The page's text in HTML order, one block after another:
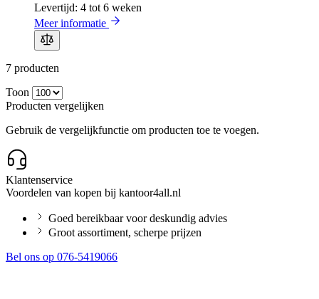
Levertijd: 4 tot 6 weken
Meer informatie
7 producten
Toon
Producten vergelijken
Gebruik de vergelijkfunctie om producten toe te voegen.
Klantenservice
Voordelen van kopen bij kantoor4all.nl
Goed bereikbaar voor deskundig advies
Groot assortiment, scherpe prijzen
Bel ons op 076-5419066